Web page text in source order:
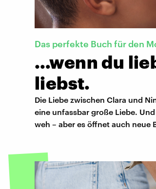
Das perfekte Buch für den
…wenn du
liebst.
Die Liebe zwischen Clara und
eine unfassbar große Liebe.
weh – aber es öffnet auch neue